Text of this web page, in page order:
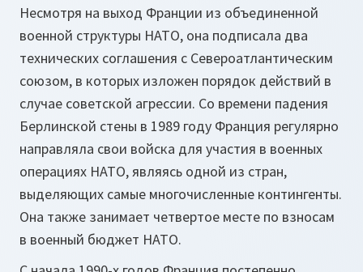
Несмотря на выход Франции из объединенной
военной структуры НАТО, она подписала два
технических соглашения с Североатлантическим
союзом, в которых изложен порядок действий в
случае советской агрессии. Со времени падения
Берлинской стены в 1989 году Франция регулярно
направляла свои войска для участия в военных
операциях НАТО, являясь одной из стран,
выделяющих самые многочисленные контингенты.
Она также занимает четвертое месте по взносам
в военный бюджет НАТО.